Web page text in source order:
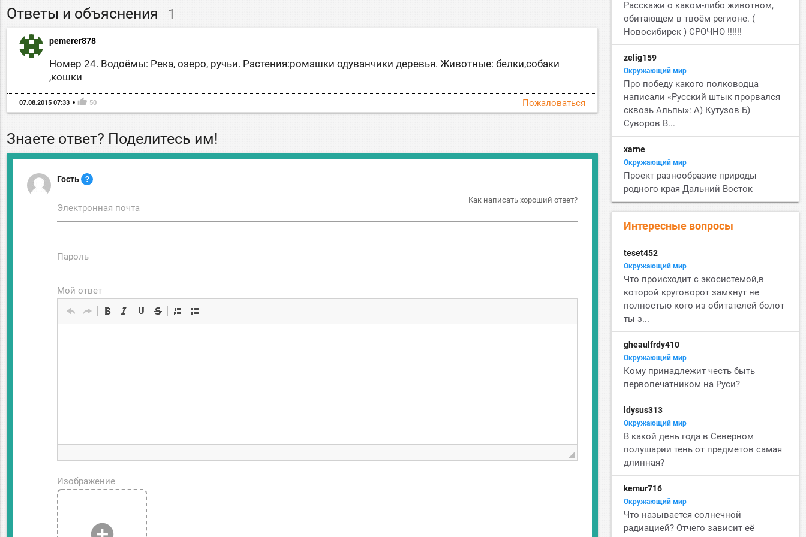
Ответы и объяснения 1
pemerer878
Номер 24. Водоёмы: Река, озеро, ручьи. Растения:ромашки одуванчики деревья. Животные: белки,собаки
,кошки
Пожаловаться
07.08.2015 07:33 thumb_up 50
Знаете ответ? Поделитесь им!
Гость ?
Как написать хороший ответ?
Электронная почта
Пароль
Мой ответ
Изображение
Расскажи о каком-либо животном,
обитающем в твоём регионе. (
Новосибирск ) СРОЧНО !!!!!!
zelig159
Окружающий мир
Про победу какого полководца
написали «Русский штык прорвался
сквозь Альпы»: А) Кутузов Б)
Суворов В...
xarne
Окружающий мир
Проект разнообразие природы
родного края Дальний Восток
Интересные вопросы
teset452
Окружающий мир
Что происходит с экосистемой,в
которой круговорот замкнут не
полностью кого из обитателей болот
ты з...
gheaulfrdy410
Окружающий мир
Кому принадлежит честь быть
первопечатником на Руси?
ldysus313
Окружающий мир
В какой день года в Северном
полушарии тень от предметов самая
длинная?
kemur716
Окружающий мир
Что называется солнечной
радиацией? Отчего зависит её